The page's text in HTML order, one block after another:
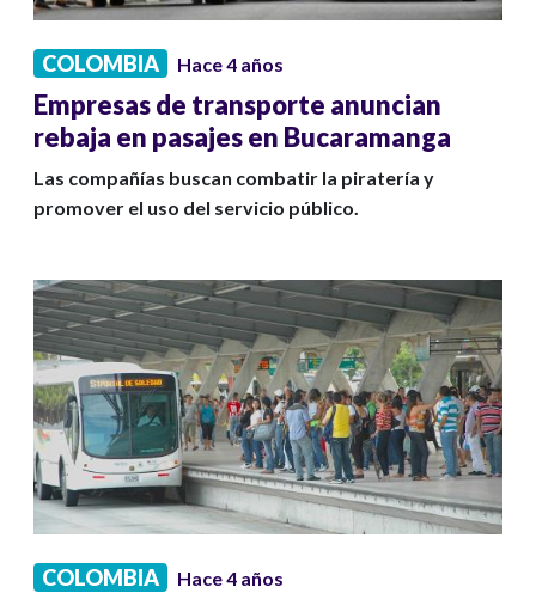
COLOMBIA Hace 4 años
Empresas de transporte anuncian
rebaja en pasajes en Bucaramanga
Las compañías buscan combatir la piratería y
promover el uso del servicio público.
COLOMBIA Hace 4 años